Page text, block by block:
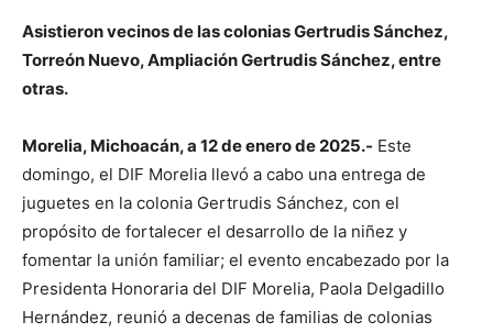
Asistieron vecinos de las colonias Gertrudis Sánchez,
Torreón Nuevo, Ampliación Gertrudis Sánchez, entre
otras.
Morelia, Michoacán, a 12 de enero de 2025.- Este
domingo, el DIF Morelia llevó a cabo una entrega de
juguetes en la colonia Gertrudis Sánchez, con el
propósito de fortalecer el desarrollo de la niñez y
fomentar la unión familiar; el evento encabezado por la
Presidenta Honoraria del DIF Morelia, Paola Delgadillo
Hernández, reunió a decenas de familias de colonias